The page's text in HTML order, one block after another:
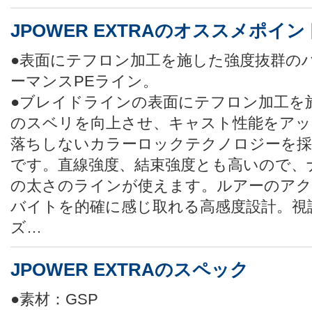
JPOWER EXTRAのオススメポイン
●表面にテフロン加工を施した強度抜群の
ーマンスPEライン。
●ブレイドラインの表面にテフロン加工を
のスベリを向上させ、キャスト性能をア
落ちしないカラーロックテクノロジーを
です。直線強度、結束強度とも高いので
の太さのラインが使えます。ルアーのア
バイトを的確に感じ取れる高感度設計。
ズ…
JPOWER EXTRAのスペック
●素材：GSP